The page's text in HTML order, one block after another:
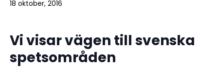
18 oktober, 2016
Vi visar vägen till svenska
spetsområden